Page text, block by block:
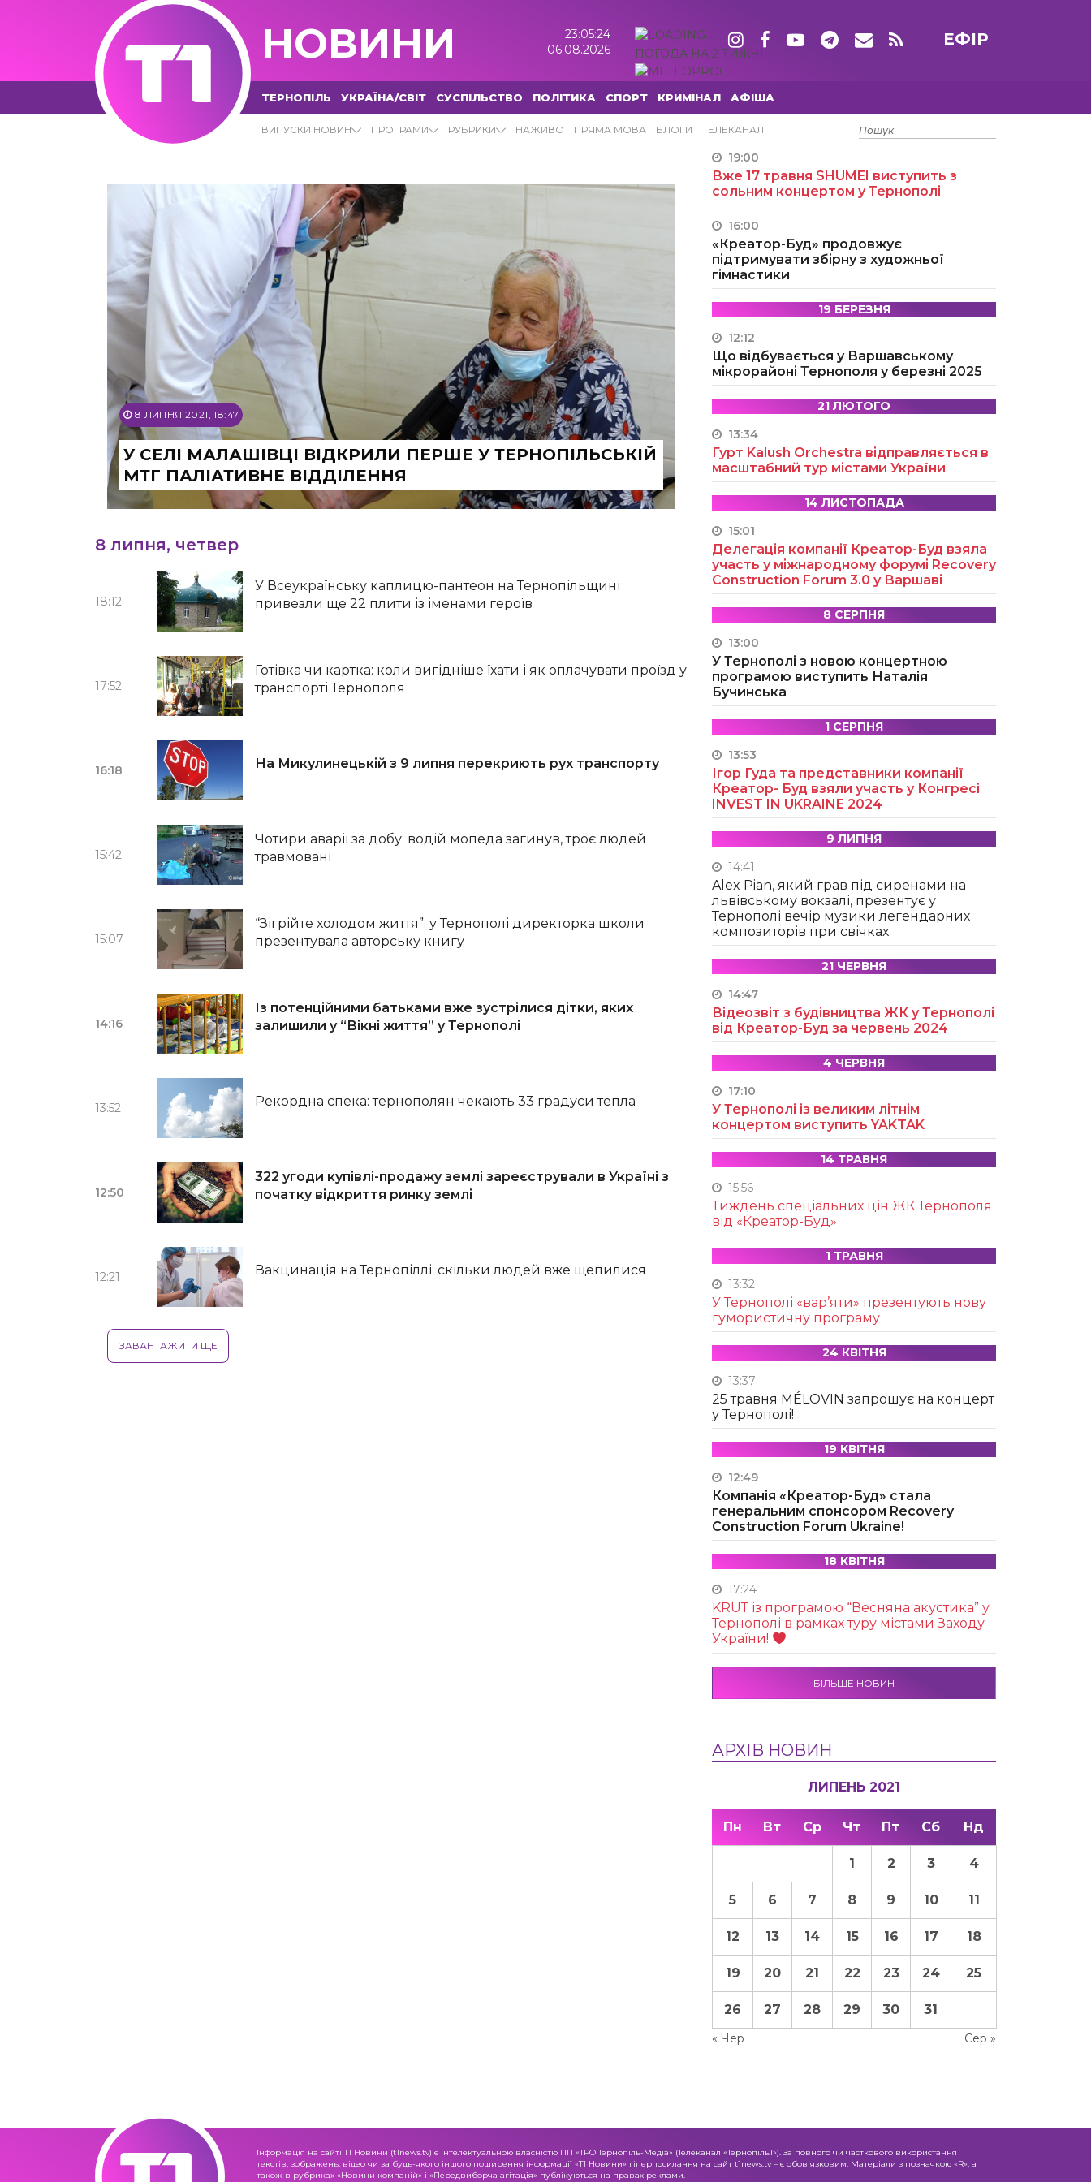
НОВИНИ
23:05:25
06.08.2026
ПОГОДА НА 2 ТИЖНІ
ЕФІР
ТЕРНОПІЛЬ УКРАЇНА/СВІТ СУСПІЛЬСТВО ПОЛІТИКА СПОРТ КРИМІНАЛ АФІША
ВИПУСКИ НОВИН ПРОГРАМИ РУБРИКИ НАЖИВО ПРЯМА МОВА БЛОГИ ТЕЛЕКАНАЛ
08.07.2021 - Т1 НОВИНИ
8 ЛИПНЯ 2021, 18:47
У СЕЛІ МАЛАШІВЦІ ВІДКРИЛИ ПЕРШЕ У ТЕРНОПІЛЬСЬКІЙ
МТГ ПАЛІАТИВНЕ ВІДДІЛЕННЯ
8 липня, четвер
18:12
У Всеукраїнську каплицю-пантеон на Тернопільщині
привезли ще 22 плити із іменами героїв
17:52
Готівка чи картка: коли вигідніше їхати і як оплачувати проїзд у
транспорті Тернополя
16:18 На Микулинецькій з 9 липня перекриють рух транспорту
15:42
Чотири аварії за добу: водій мопеда загинув, троє людей
травмовані
15:07
“Зігрійте холодом життя”: у Тернополі директорка школи
презентувала авторську книгу
14:16
Із потенційними батьками вже зустрілися дітки, яких
залишили у “Вікні життя” у Тернополі
13:52 Рекордна спека: тернополян чекають 33 градуси тепла
12:50
322 угоди купівлі-продажу землі зареєстрували в Україні з
початку відкриття ринку землі
12:21 Вакцинація на Тернопіллі: скільки людей вже щепилися
ЗАВАНТАЖИТИ ЩЕ
15 ТРАВНЯ
19:00
Вже 17 травня SHUMEI виступить з
сольним концертом у Тернополі
16:00
«Креатор-Буд» продовжує
підтримувати збірну з художньої
гімнастики
19 БЕРЕЗНЯ
12:12
Що відбувається у Варшавському
мікрорайоні Тернополя у березні 2025
21 ЛЮТОГО
13:34
Гурт Kalush Orchestra відправляється в
масштабний тур містами України
14 ЛИСТОПАДА
15:01
Делегація компанії Креатор-Буд взяла
участь у міжнародному форумі Recovery
Construction Forum 3.0 у Варшаві
8 СЕРПНЯ
13:00
У Тернополі з новою концертною
програмою виступить Наталія
Бучинська
1 СЕРПНЯ
13:53
Ігор Гуда та представники компанії
Креатор- Буд взяли участь у Конгресі
INVEST IN UKRAINE 2024
9 ЛИПНЯ
14:41
Alex Pian, який грав під сиренами на
львівському вокзалі, презентує у
Тернополі вечір музики легендарних
композиторів при свічках
21 ЧЕРВНЯ
14:47
Відеозвіт з будівництва ЖК у Тернополі
від Креатор-Буд за червень 2024
4 ЧЕРВНЯ
17:10
У Тернополі із великим літнім
концертом виступить YAKTAK
14 ТРАВНЯ
15:56
Тиждень спеціальних цін ЖК Тернополя
від «Креатор-Буд»
1 ТРАВНЯ
13:32
У Тернополі «вар’яти» презентують нову
гумористичну програму
24 КВІТНЯ
13:37
25 травня MÉLOVIN запрошує на концерт
у Тернополі!
19 КВІТНЯ
12:49
Компанія «Креатор-Буд» стала
генеральним спонсором Recovery
Construction Forum Ukraine!
18 КВІТНЯ
17:24
KRUТ із програмою “Весняна акустика” у
Тернополі в рамках туру містами Заходу
України!
БІЛЬШЕ НОВИН
АРХІВ НОВИН
ЛИПЕНЬ 2021
Пн Вт Ср Чт Пт Сб Нд
« Чер Сер »
1 2 3 4
5 6 7 8 9 10 11
12 13 14 15 16 17 18
19 20 21 22 23 24 25
26 27 28 29 30 31
Інформація на сайті Т1 Новини (t1news.tv) є інтелектуальною власністю ПП «ТРО Тернопіль-Медіа» (Телеканал «Тернопіль1»). За повного чи часткового використання
текстів, зображень, відео чи за будь-якого іншого поширення інформації «Т1 Новини» гіперпосилання на сайт t1news.tv – є обов'язковим. Матеріали з позначкою «R», а
також в рубриках «Новини компаній» і «Передвиборча агітація» публікуються на правах реклами.